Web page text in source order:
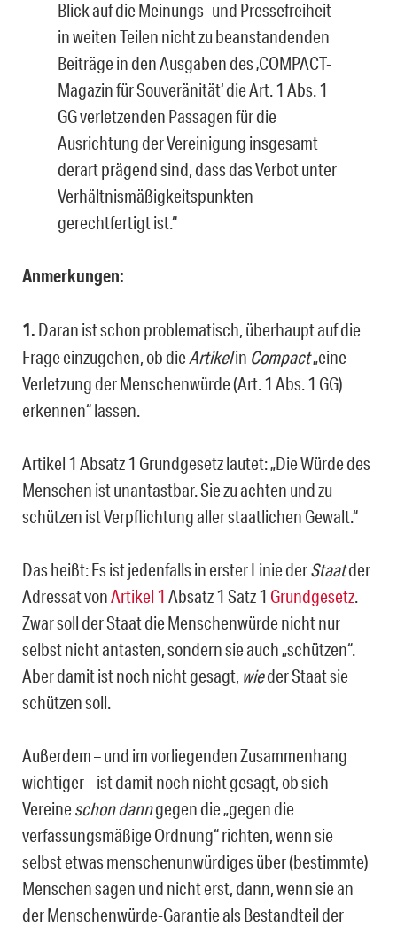
Blick auf die Meinungs- und Pressefreiheit
in weiten Teilen nicht zu beanstandenden
Beiträge in den Ausgaben des ‚COMPACT-
Magazin für Souveränität‘ die Art. 1 Abs. 1
GG verletzenden Passagen für die
Ausrichtung der Vereinigung insgesamt
derart prägend sind, dass das Verbot unter
Verhältnismäßigkeitspunkten
gerechtfertigt ist.“
Anmerkungen:
1. Daran ist schon problematisch, überhaupt auf die
Frage einzugehen, ob dieArtikelin Compact„eine
Verletzung der Menschenwürde (Art. 1 Abs. 1 GG)
erkennen“ lassen.
Artikel 1 Absatz 1 Grundgesetz lautet: „Die Würde des
Menschen ist unantastbar. Sie zu achten und zu
schützen ist Verpflichtung aller staatlichen Gewalt.“
Das heißt: Es ist jedenfalls in erster Linie derStaatder
Adressat vonArtikel 1 Absatz 1 Satz 1 Grundgesetz.
Zwar soll der Staat die Menschenwürde nicht nur
selbst nicht antasten, sondern sie auch „schützen“.
Aber damit ist noch nicht gesagt, wieder Staat sie
schützen soll.
Außerdem – und im vorliegenden Zusammenhang
wichtiger – ist damit noch nicht gesagt, ob sich
Vereineschon danngegen die „gegen die
verfassungsmäßige Ordnung“ richten, wenn sie
selbst etwas menschenunwürdiges über (bestimmte)
Menschen sagen und nicht erst, dann, wenn sie an
der Menschenwürde-Garantie als Bestandteil der